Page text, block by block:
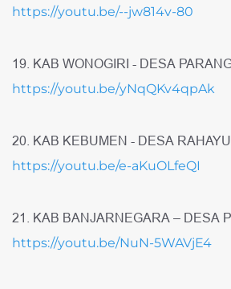
https://youtu.be/--jw814v-80
19. KAB WONOGIRI - DESA
https://youtu.be/yNqQKv4qpAk
20. KAB KEBUMEN - DESA RAHAYU
https://youtu.be/e-aKuOLfeQI
21. KAB BANJARNEGARA – DESA
https://youtu.be/NuN-5WAVjE4